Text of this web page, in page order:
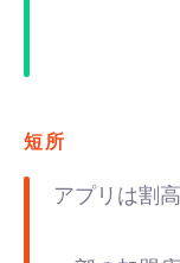
短所
アプリは割